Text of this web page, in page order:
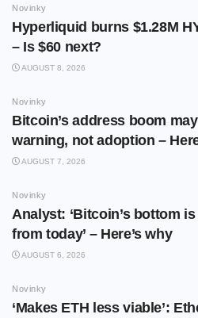
Novinky
Hyperliquid burns $1.28M
– Is $60 next?
AUGUST 8, 2026
Novinky
Bitcoin’s address boom
warning, not adoption –
AUGUST 7, 2026
Novinky
Analyst: ‘Bitcoin’s bottom
from today’ – Here’s why
AUGUST 6, 2026
Novinky
‘Makes ETH less viable’: